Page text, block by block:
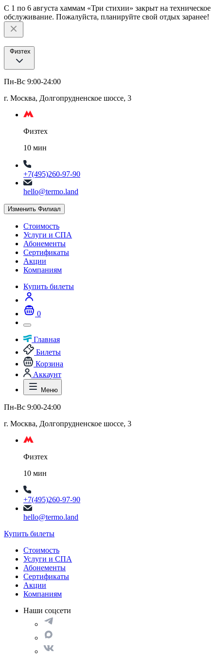
С 1 по 6 августа хаммам «Три стихии» закрыт на техническое
обслуживание. Пожалуйста, планируйте свой отдых заранее!
Физтех
Пн-Вс 9:00-24:00
г. Москва, Долгопрудненское шоссе, 3
Физтех
10 мин
+7(495)260-97-90
hello@termo.land
Изменить Филиал
Стоимость
Услуги и СПА
Абонементы
Сертификаты
Акции
Компаниям
Купить билеты
0
Главная
Билеты
Корзина
Аккаунт
Меню
Пн-Вс 9:00-24:00
г. Москва, Долгопрудненское шоссе, 3
Физтех
10 мин
+7(495)260-97-90
hello@termo.land
Купить билеты
Стоимость
Услуги и СПА
Абонементы
Сертификаты
Акции
Компаниям
Наши соцсети